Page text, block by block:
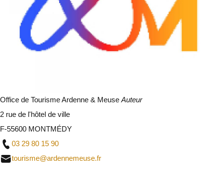
Office de Tourisme Ardenne & Meuse Auteur
2 rue de l'hôtel de ville
F-55600 MONTMÉDY
03 29 80 15 90
tourisme@ardennemeuse.fr